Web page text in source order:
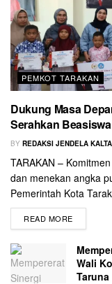
PEMKOT TARAKAN
Dukung Masa
Serahkan
BY REDAKSI JENDELA
TARAKAN –
dan menekan angka
Pemerintah Kota
READ MORE
Wali